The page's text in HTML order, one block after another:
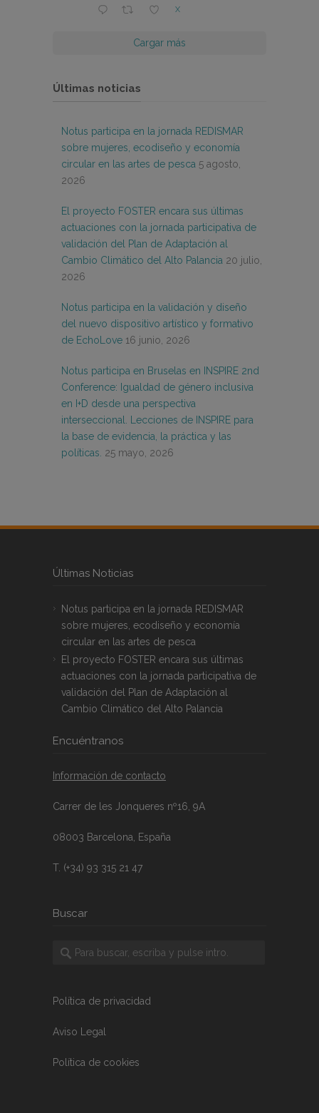
X
Cargar más
Últimas noticias
Notus participa en la jornada REDISMAR
sobre mujeres, ecodiseño y economía
circular en las artes de pesca 5 agosto,
2026
El proyecto FOSTER encara sus últimas
actuaciones con la jornada participativa de
validación del Plan de Adaptación al
Cambio Climático del Alto Palancia 20 julio,
2026
Notus participa en la validación y diseño
del nuevo dispositivo artístico y formativo
de EchoLove 16 junio, 2026
Notus participa en Bruselas en INSPIRE 2nd
Conference: Igualdad de género inclusiva
en I+D desde una perspectiva
interseccional. Lecciones de INSPIRE para
la base de evidencia, la práctica y las
políticas. 25 mayo, 2026
Últimas Noticias
Notus participa en la jornada REDISMAR
sobre mujeres, ecodiseño y economía
circular en las artes de pesca
El proyecto FOSTER encara sus últimas
actuaciones con la jornada participativa de
validación del Plan de Adaptación al
Cambio Climático del Alto Palancia
Encuéntranos
Información de contacto
Carrer de les Jonqueres nº16, 9A
08003 Barcelona, España
T. (+34) 93 315 21 47
Buscar
Política de privacidad
Aviso Legal
Política de cookies